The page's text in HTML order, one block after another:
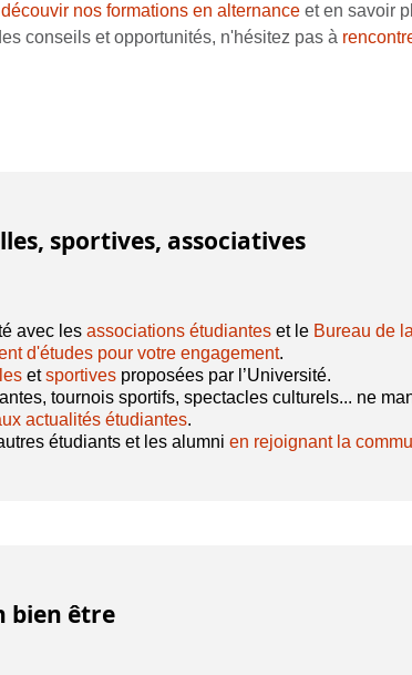
découvir nos formations en alternance et en savoir
conseils et opportunités, n'hésitez pas à
sportives, associatives
avec lesassociations étudiantes et le Bureau de
d'études pour votre engagement.
etsportives proposées par l’Université.
tournois sportifs, spectacles culturels... ne
actualités étudiantes.
étudiants et les alumnien rejoignant la
bien être